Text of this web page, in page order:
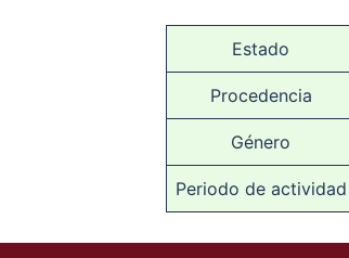
Estado
Procedencia
Género
Periodo de actividad